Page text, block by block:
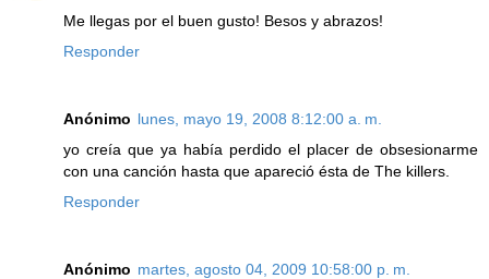
Me llegas por el buen gusto! Besos y abrazos!
Responder
Anónimo lunes, mayo 19, 2008 8:12:00 a. m.
yo creía que ya había perdido el placer de obsesionarme
con una canción hasta que apareció ésta de The killers.
Responder
Anónimo martes, agosto 04, 2009 10:58:00 p. m.